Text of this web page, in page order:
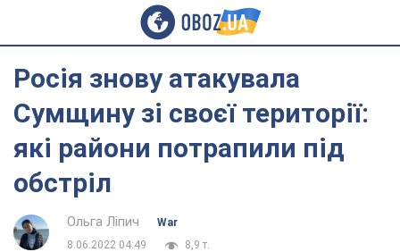
Росія знову атакувала
Сумщину зі своєї території:
які райони потрапили під
обстріл
Ольга Ліпич
War
8.06.2022 04:49
8,9 т.